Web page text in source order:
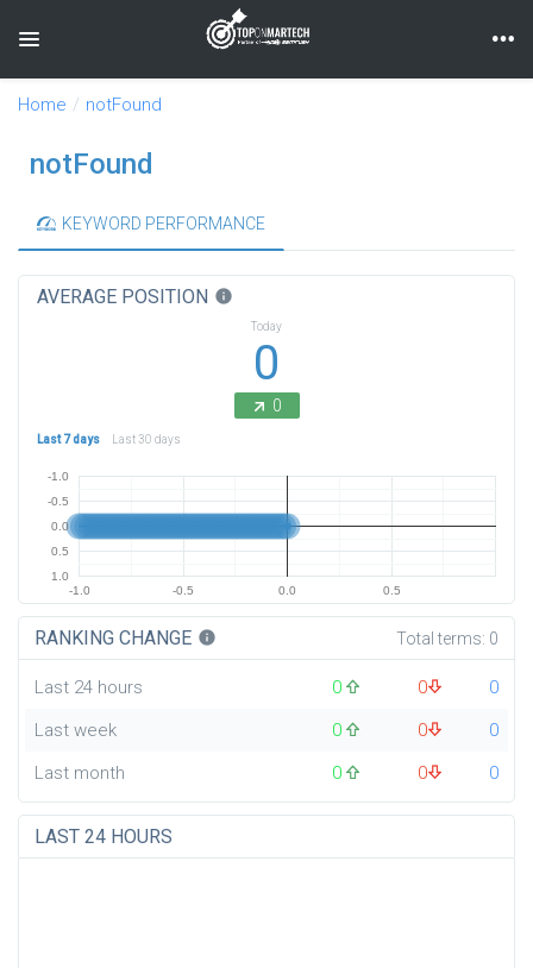
Toggle navigation
Home notFound
notFound
KEYWORD PERFORMANCE
AVERAGE POSITION info
Today
0
0
Last 7 days Last 30 days
-1.0 -0.5 0.0 0.5
-1.0
-0.5
0.0
0.5
1.0
RANKING CHANGE info Total terms: 0
Last 24 hours 0 0
0
Last week
0 0
0
Last month
0 0 0
LAST 24 HOURS